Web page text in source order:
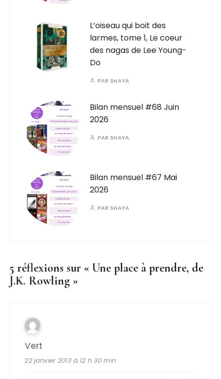
L’oiseau qui boit des
larmes, tome 1, Le coeur
des nagas de Lee Young-
Do
PAR SHAYA
Bilan mensuel #68 Juin
2026
PAR SHAYA
Bilan mensuel #67 Mai
2026
PAR SHAYA
5 réflexions sur «Une place à prendre, de
J.K. Rowling »
Vert
22 janvier 2013 à 12 h 30 min